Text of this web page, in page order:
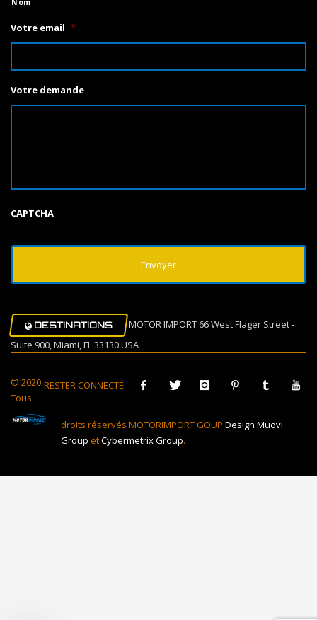
Nom
Votre email *
Votre demande
CAPTCHA
DESTINATIONS
MOTOR IMPORT 66 West Flager Street -
Suite 900, Miami, FL 33130 USA
RESTER CONNECTÉ
© 2020
Tous
droits réservés MOTORIMPORT GOUP Design Muovi
Group etCybermetrix Group.